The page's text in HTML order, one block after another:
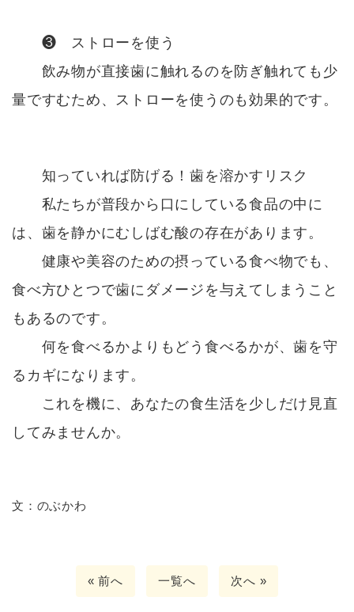
❸ ストローを使う
飲み物が直接歯に触れるのを防ぎ触れても少
量ですむため、ストローを使うのも効果的です。
知っていれば防げる！歯を溶かすリスク
私たちが普段から口にしている食品の中に
は、歯を静かにむしばむ酸の存在があります。
健康や美容のための摂っている食べ物でも、
食べ方ひとつで歯にダメージを与えてしまうこと
もあるのです。
何を食べるかよりもどう食べるかが、歯を守
るカギになります。
これを機に、あなたの食生活を少しだけ見直
してみませんか。
文：のぶかわ
« 前へ 一覧へ 次へ »